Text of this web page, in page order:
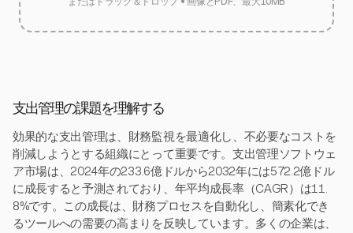
支出管理の課題を理解する
効果的な支出管理は、財務監視を最適化し、不必要なコストを
削減しようとする組織にとって重要です。支出管理ソフトウェ
ア市場は、2024年の233.6億ドルから2032年には572.2億ドル
に成長すると予測されており、年平均成長率（CAGR）は11.
8%です。この成長は、財務プロセスを自動化し、簡素化でき
るツールへの需要の高まりを反映しています。多くの企業は、